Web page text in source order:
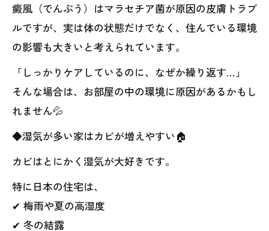
癜風（でんぷう）はマラセチア菌が原因の皮膚トラブ
ルですが、実は体の状態だけでなく、住んでいる環境
の影響も大きいと考えられています。
「しっかりケアしているのに、なぜか繰り返す…」
そんな場合は、お部屋の中の環境に原因があるかもし
れません💦
◆湿気が多い家はカビが増えやすい🏠
カビはとにかく湿気が大好きです。
特に日本の住宅は、
✔ 梅雨や夏の高湿度
✔ 冬の結露